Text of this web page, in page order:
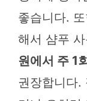
좋습니다.
해서 샴푸
원에서 주 1
권장합니다.